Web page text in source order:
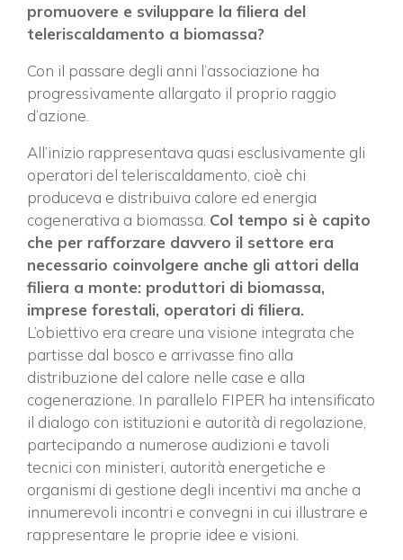
promuovere e sviluppare la filiera del
teleriscaldamento a biomassa?
Con il passare degli anni l’associazione ha
progressivamente allargato il proprio raggio
d’azione.
All’inizio rappresentava quasi esclusivamente gli
operatori del teleriscaldamento, cioè chi
produceva e distribuiva calore ed energia
cogenerativa a biomassa. Col tempo si è capito
che per rafforzare davvero il settore era
necessario coinvolgere anche gli attori della
filiera a monte: produttori di biomassa,
imprese forestali, operatori di filiera.
L’obiettivo era creare una visione integrata che
partisse dal bosco e arrivasse fino alla
distribuzione del calore nelle case e alla
cogenerazione. In parallelo FIPER ha intensificato
il dialogo con istituzioni e autorità di regolazione,
partecipando a numerose audizioni e tavoli
tecnici con ministeri, autorità energetiche e
organismi di gestione degli incentivi ma anche a
innumerevoli incontri e convegni in cui illustrare e
rappresentare le proprie idee e visioni.